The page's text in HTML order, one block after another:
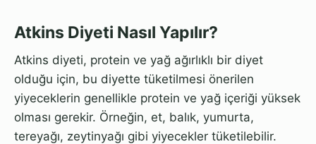
Atkins Diyeti Nasıl Yapılır?
Atkins diyeti, protein ve yağ ağırlıklı bir diyet
olduğu için, bu diyette tüketilmesi önerilen
yiyeceklerin genellikle protein ve yağ içeriği yüksek
olması gerekir. Örneğin, et, balık, yumurta,
tereyağı, zeytinyağı gibi yiyecekler tüketilebilir.